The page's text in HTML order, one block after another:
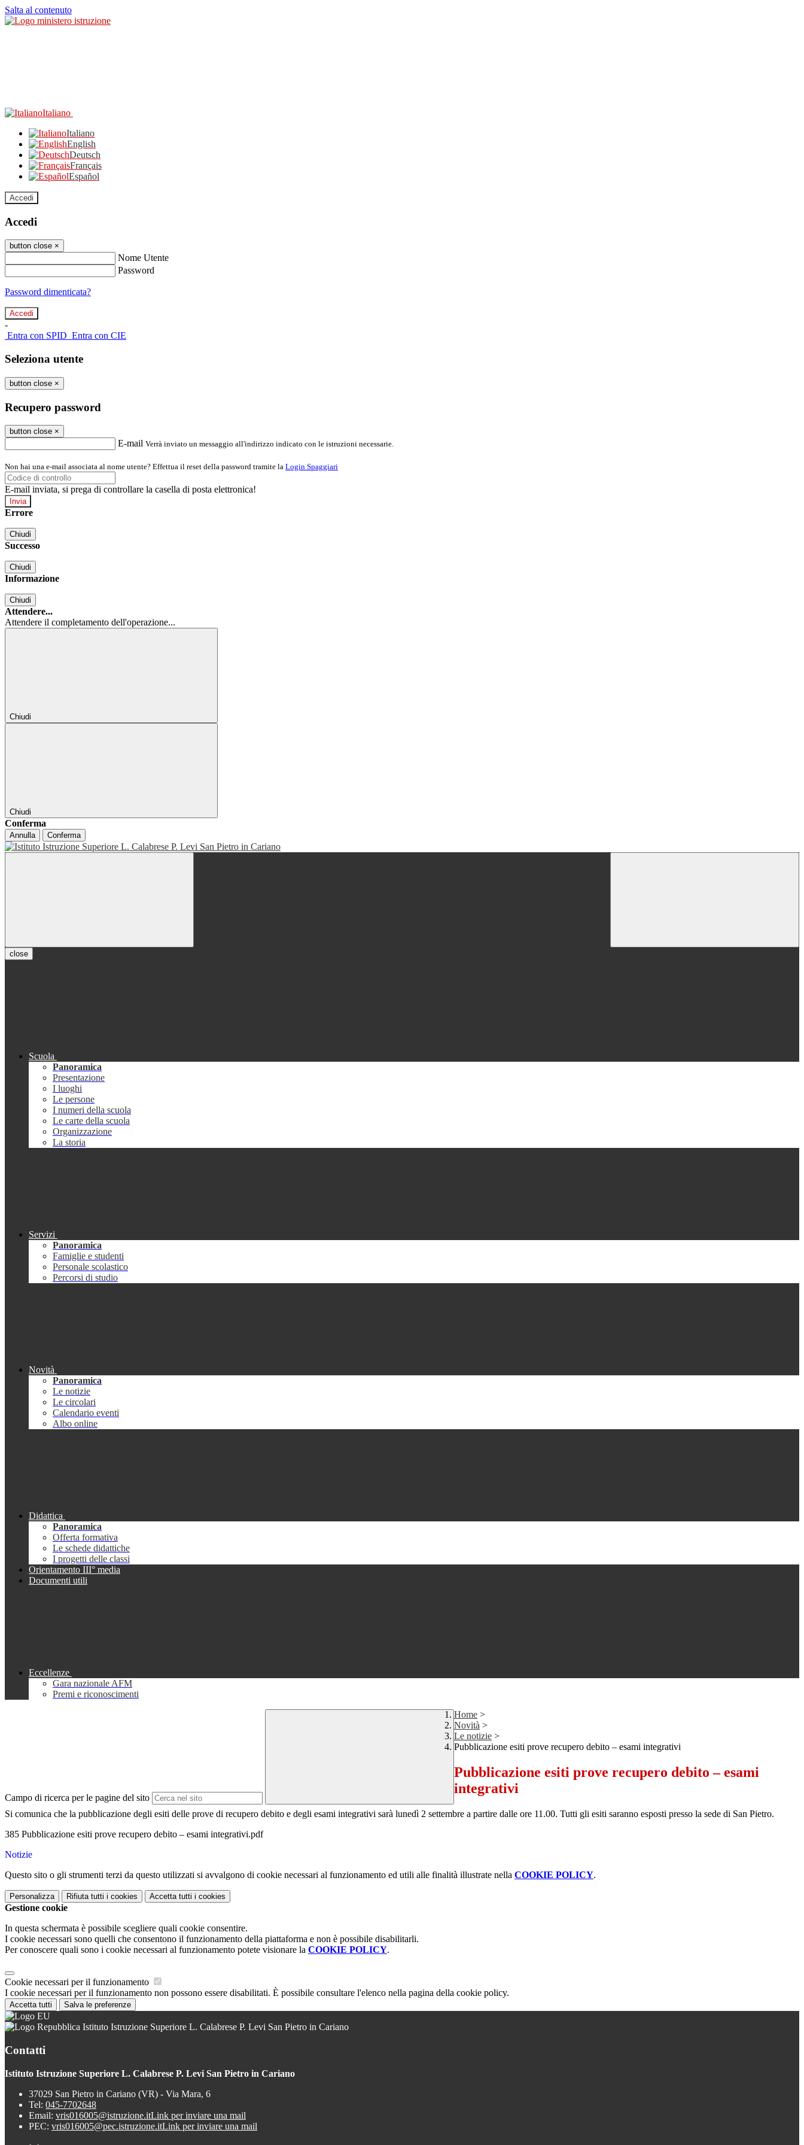
Salta al contenuto
Italiano
Italiano
English
Deutsch
Français
Español
Accedi
Accedi
button close ×
Nome Utente
Password
Password dimenticata?
-
Entra con SPID Entra con CIE
Seleziona utente
button close ×
Recupero password
button close ×
E-mail Verrà inviato un messaggio all'indirizzo indicato con le istruzioni necessarie.
Non hai una e-mail associata al nome utente? Effettua il reset della password tramite la Login Spaggiari
E-mail inviata, si prega di controllare la casella di posta elettronica!
Errore
Chiudi
Successo
Chiudi
Informazione
Chiudi
Attendere...
Attendere il completamento dell'operazione...
Chiudi
Chiudi
Conferma
Annulla Conferma
close
Scuola
Panoramica
Presentazione
I luoghi
Le persone
I numeri della scuola
Le carte della scuola
Organizzazione
La storia
Servizi
Panoramica
Famiglie e studenti
Personale scolastico
Percorsi di studio
Novità
Panoramica
Le notizie
Le circolari
Calendario eventi
Albo online
Didattica
Panoramica
Offerta formativa
Le schede didattiche
I progetti delle classi
Orientamento III° media
Documenti utili
Eccellenze
Gara nazionale AFM
Premi e riconoscimenti
Campo di ricerca per le pagine del sito
Home >
Novità >
Le notizie >
Pubblicazione esiti prove recupero debito – esami integrativi
Pubblicazione esiti prove recupero debito – esami
integrativi
Si comunica che la pubblicazione degli esiti delle prove di recupero debito e degli esami integrativi sarà lunedì 2 settembre a partire dalle ore 11.00. Tutti gli esiti saranno esposti presso la sede di San Pietro.
385 Pubblicazione esiti prove recupero debito – esami integrativi.pdf
Notizie
Questo sito o gli strumenti terzi da questo utilizzati si avvalgono di cookie necessari al funzionamento ed utili alle finalità illustrate nella COOKIE POLICY.
Personalizza Rifiuta tutti i cookies Accetta tutti i cookies
Gestione cookie
In questa schermata è possibile scegliere quali cookie consentire.
I cookie necessari sono quelli che consentono il funzionamento della piattaforma e non è possibile disabilitarli.
Per conoscere quali sono i cookie necessari al funzionamento potete visionare la COOKIE POLICY.
Cookie necessari per il funzionamento
I cookie necessari per il funzionamento non possono essere disabilitati. È possibile consultare l'elenco nella pagina della cookie policy.
Accetta tutti Salva le preferenze
Istituto Istruzione Superiore L. Calabrese P. Levi San Pietro in Cariano
Contatti
Istituto Istruzione Superiore L. Calabrese P. Levi San Pietro in Cariano
37029 San Pietro in Cariano (VR) - Via Mara, 6
Tel: 045-7702648
Email: vris016005@istruzione.itLink per inviare una mail
PEC: vris016005@pec.istruzione.itLink per inviare una mail